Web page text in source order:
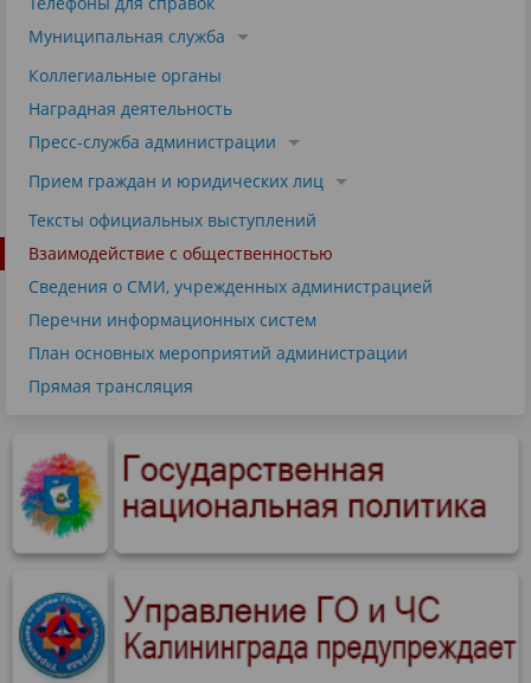
Муниципальная служба
Коллегиальные органы
Наградная деятельность
Пресс-служба администрации
Прием граждан и юридических лиц
Тексты официальных выступлений
Взаимодействие с общественностью
Сведения о СМИ, учрежденных администрацией
Перечни информационных систем
План основных мероприятий администрации
Прямая трансляция